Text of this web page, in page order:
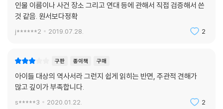
이 책을 통해 잉글랜드라는 나라가 어떻게 성립되었고, 어떤 과정을 거치
며 성장하고 발전해 오늘에 이르렀는지, 또 왜 초강대국이 되었음에도 부
익부빈익빈의 현상과 불평등은 사라지지 않는지 등을 입체적으로 보여주
은 21세기를 사는 우리에게도 여전히 유효하다. “역사는 반복된다”고 말
했던 E. H. 카의 이야기처럼 오늘날에도 여전히 반복되는 역사의 비극을 타
산지석 삼는 데 이 책이 도움이 되기를 바란다.
인물 이름이나 사건 장소 그리고 연대 등에 관해서 직접 검증해서 쓴
것 같음. 원서보다정확
j******2 2019.07.28. 2
구판 종이책 구매
아이들 대상의 역사서라 그런지 쉽게 읽히는 반면, 주관적 견해가
많고 깊이가 부족합니다.
s*****3 2020.01.22. 2